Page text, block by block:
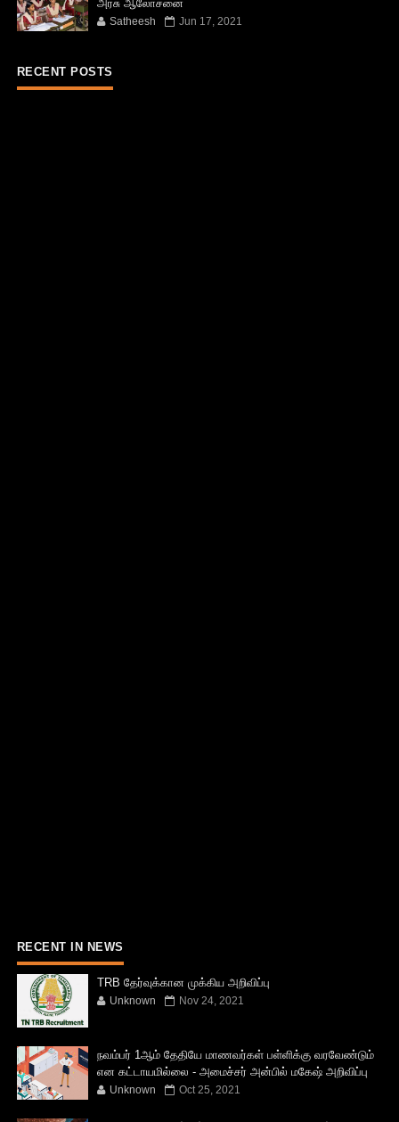
அரசு ஆலோசனை
Satheesh Jun 17, 2021
RECENT POSTS
RECENT IN NEWS
TRB தேர்வுக்கான முக்கிய அறிவிப்பு
Unknown Nov 24, 2021
நவம்பர் 1ஆம் தேதியே மாணவர்கள் பள்ளிக்கு வரவேண்டும்
என கட்டாயமில்லை - அமைச்சர் அன்பில் மகேஷ் அறிவிப்பு
Unknown Oct 25, 2021